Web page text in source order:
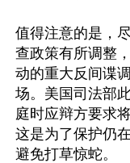
值得注意的是，
查政策有所调整
动的重大反间谍
场。美国司法部
庭时应辩方要求
这是为了保护仍
避免打草惊蛇。